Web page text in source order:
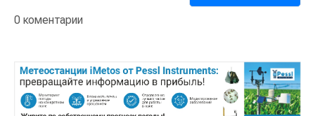
0 коментарии